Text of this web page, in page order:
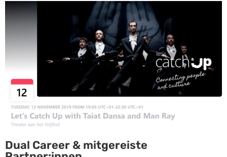
Dual Career & mitgereiste